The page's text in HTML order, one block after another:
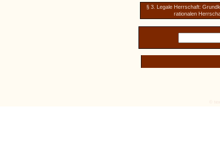
§ 3. Legale Herrschaft:
rationalen